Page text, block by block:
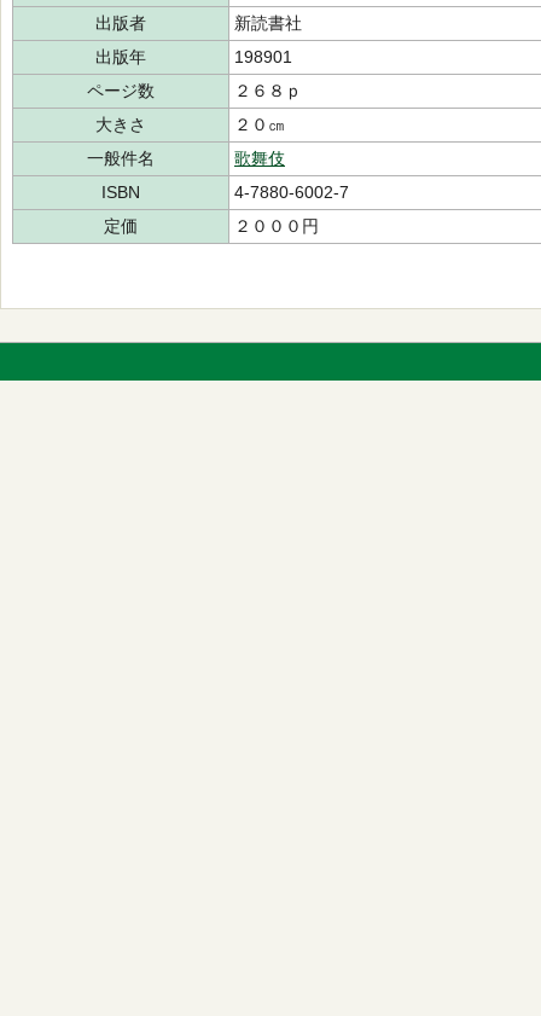
出版者
新読書社
出版年
198901
ページ数
２６８ｐ
大きさ
２０㎝
一般件名
歌舞伎
ISBN
4-7880-6002-7
定価
２０００円